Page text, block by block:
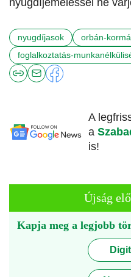
nyugdíjemeléssel ne
nyugdíjasok
orbán-
foglalkoztatás-
A
a
is!
Újság
Kapja meg a legjobb